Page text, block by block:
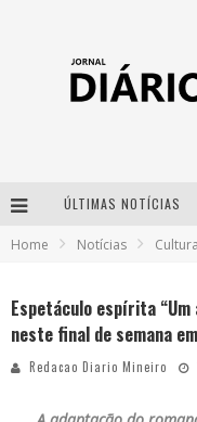
ÚLTIMAS NOTÍCIAS
Home Notícias Cultura
Espetáculo espírita
neste final de semana
Redacao Diario Mineiro